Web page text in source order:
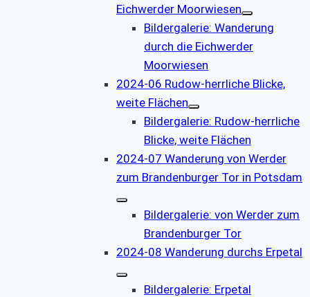
Eichwerder Moorwiesen
Bildergalerie: Wanderung
durch die Eichwerder
Moorwiesen
2024-06 Rudow-herrliche Blicke,
weite Flächen
Bildergalerie: Rudow-herrliche
Blicke, weite Flächen
2024-07 Wanderung von Werder
zum Brandenburger Tor in Potsdam
Bildergalerie: von Werder zum
Brandenburger Tor
2024-08 Wanderung durchs Erpetal
Bildergalerie: Erpetal